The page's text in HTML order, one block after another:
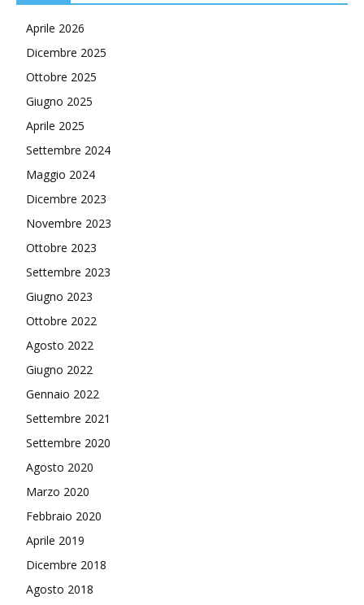
Aprile 2026
Dicembre 2025
Ottobre 2025
Giugno 2025
Aprile 2025
Settembre 2024
Maggio 2024
Dicembre 2023
Novembre 2023
Ottobre 2023
Settembre 2023
Giugno 2023
Ottobre 2022
Agosto 2022
Giugno 2022
Gennaio 2022
Settembre 2021
Settembre 2020
Agosto 2020
Marzo 2020
Febbraio 2020
Aprile 2019
Dicembre 2018
Agosto 2018